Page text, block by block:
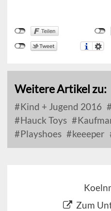
Weitere Artikel zu:
Kind + Jugend 2016
Hauck Toys
Playshoes
keeeper
Zum